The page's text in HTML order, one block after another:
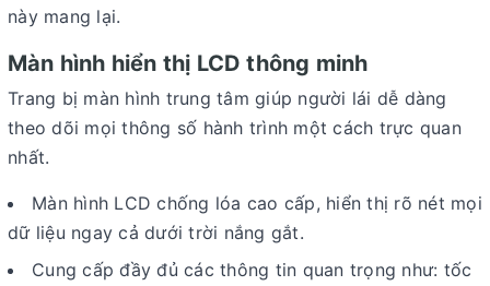
này mang lại.
Màn hình hiển thị LCD thông minh
Trang bị màn hình trung tâm giúp người lái dễ dàng
theo dõi mọi thông số hành trình một cách trực quan
nhất.
Màn hình LCD chống lóa cao cấp, hiển thị rõ nét mọi
dữ liệu ngay cả dưới trời nắng gắt.
Cung cấp đầy đủ các thông tin quan trọng như: tốc